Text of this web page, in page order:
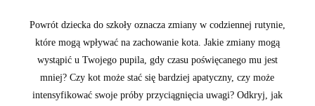
Powrót dziecka do szkoły oznacza zmiany w codziennej rutynie,
które mogą wpływać na zachowanie kota. Jakie zmiany mogą
wystąpić u Twojego pupila, gdy czasu poświęcanego mu jest
mniej? Czy kot może stać się bardziej apatyczny, czy może
intensyfikować swoje próby przyciągnięcia uwagi? Odkryj, jak